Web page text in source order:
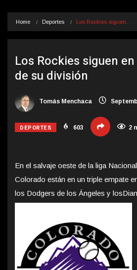
Home Deportes Los Rockies siguen…
Los Rockies siguen
de su división
Tomás Menchaca
DEPORTES 603 2
En el salvaje oeste de la liga
Colorado están en un triple empate
los Dodgers de los Ángeles y los